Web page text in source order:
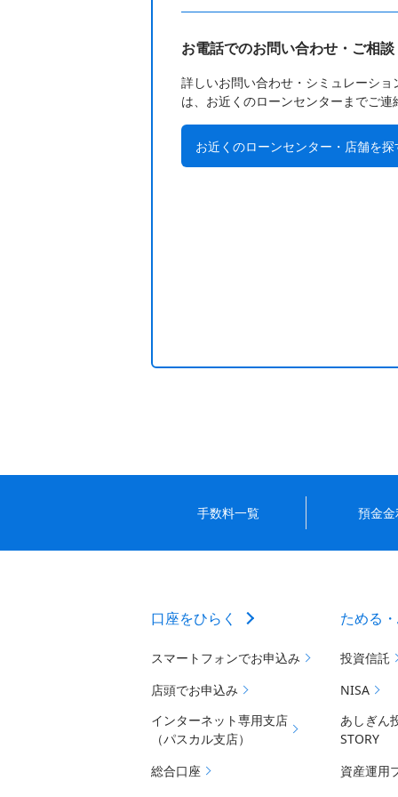
お電話でのお問い合わせ・ご相談
詳しいお問い合わせ・シミュレーショ
は、お近くのローンセンターまでご連
お近くのローンセンター・店舗を探
手数料一覧 預金
口座をひらく
スマートフォンでお申込み
店頭でお申込み
インターネット専用支店
（パスカル支店）
総合口座
ためる
投資信託
NISA
あしぎん
STORY
資産運用